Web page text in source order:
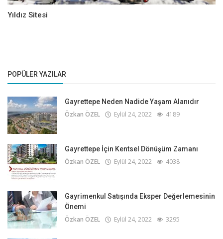
Yıldız Sitesi
POPÜLER YAZILAR
Gayrettepe Neden Nadide Yaşam Alanıdır
Özkan ÖZEL Eylül 24, 2022 4189
Gayrettepe İçin Kentsel Dönüşüm Zamanı
Özkan ÖZEL Eylül 24, 2022 4038
Gayrimenkul Satışında Eksper Değerlemesinin
Önemi
Özkan ÖZEL Eylül 24, 2022 3295